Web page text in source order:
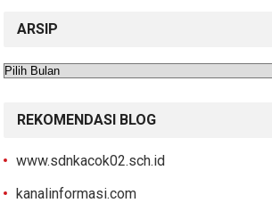
ARSIP
Arsip
REKOMENDASI BLOG
www.sdnkacok02.sch.id
kanalinformasi.com